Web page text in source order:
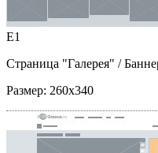
E1
Страница "Галерея" /
Размер: 260x340